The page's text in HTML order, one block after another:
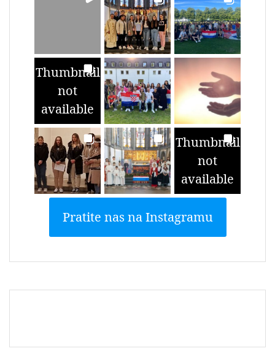
Thumbnail
not
available
Thumbnail
not
available
Pratite nas na Instagramu